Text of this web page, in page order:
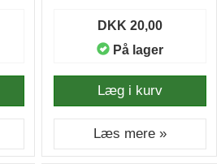
DKK 20,00
På lager
Læg i kurv
Læs mere »